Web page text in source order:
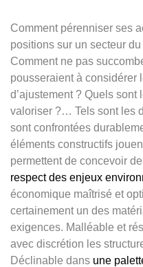
Comment pérenniser ses
positions sur un secteur
Comment ne pas
pousseraient à considérer
d’ajustement ? Quels
valoriser ?… Tels sont les
sont confrontées
éléments constructifs
permettent de concevoir
respect des enjeux
économique maîtrisé et
certainement un des
exigences. Malléable et
avec discrétion les
Déclinable dans une